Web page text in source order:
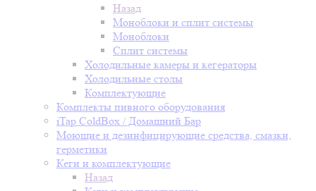
Назад
Моноблоки и сплит системы
Моноблоки
Сплит системы
Холодильные камеры и кегераторы
Холодильные столы
Комплектующие
Комплекты пивного оборудования
iTap ColdBox / Домашний Бар
Моющие и дезинфицирующие средства, смазки,
герметики
Кеги и комплектующие
Назад